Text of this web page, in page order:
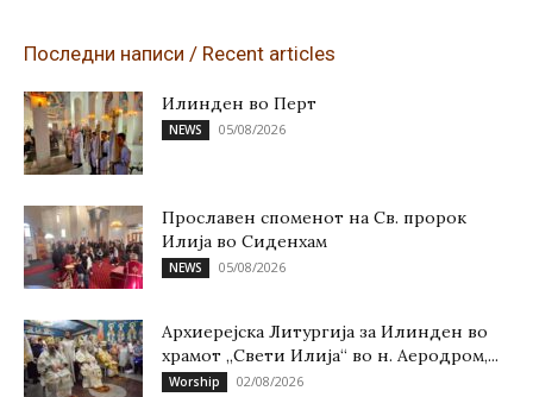
Последни написи / Recent articles
Илинден во Перт
NEWS 05/08/2026
Прославен споменот на Св. пророк
Илија во Сиденхам
NEWS 05/08/2026
Архиерејска Литургија за Илинден во
храмот „Свети Илија“ во н. Аеродром,...
Worship 02/08/2026